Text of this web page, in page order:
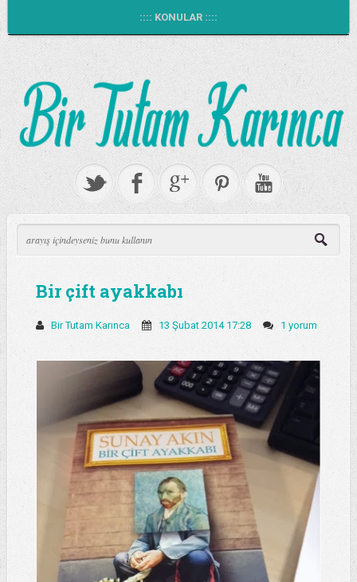
:::: KONULAR ::::
Bir çift ayakkabı
Bir Tutam Karınca 13 Şubat 2014 17:28 1 yorum